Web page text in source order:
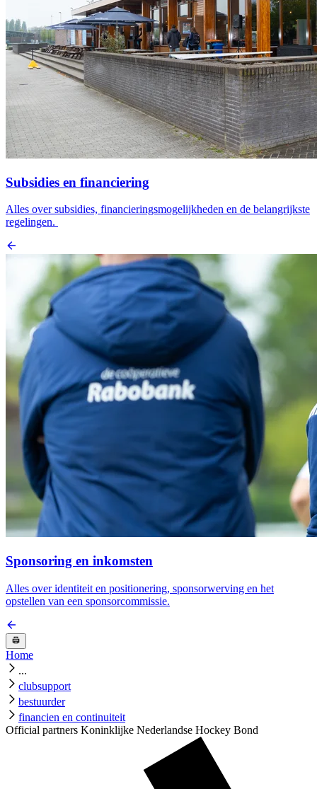
Subsidies en financiering
Alles over subsidies, financieringsmogelijkheden en de belangrijkste
regelingen.
Sponsoring en inkomsten
Alles over identiteit en positionering, sponsorwerving en het
opstellen van een sponsorcommissie.
Home
...
clubsupport
bestuurder
financien en continuiteit
Official partners Koninklijke Nederlandse Hockey Bond